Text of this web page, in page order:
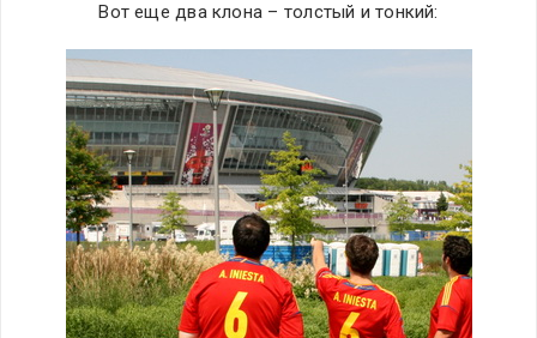
Вот еще два клона – толстый и тонкий: